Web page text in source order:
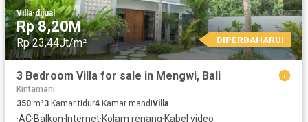
Villa·dijual
Rp 8,20M
Rp 23,44Jt/m² DIPERBAHARUI
3 Bedroom Villa for sale in Mengwi, Bali
Kintamani
350 m²3 Kamar tidur4 Kamar mandiVilla
·AC·Balkon· Internet·Kolam renang·Kabel video